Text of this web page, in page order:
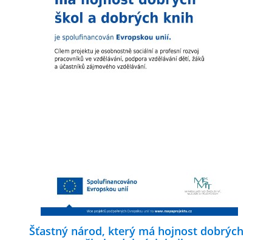
Šťastný národ, který má hojnost dobrých